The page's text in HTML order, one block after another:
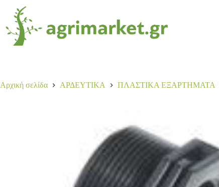
Αρχική σελίδα ΑΡΔΕΥΤΙΚΑ ΠΛΑΣΤΙΚΑ ΕΞΑΡΤΗΜΑΤΑ